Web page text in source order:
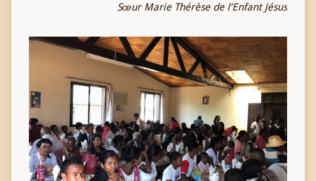
Sœur Marie Thérèse de l’Enfant Jésus